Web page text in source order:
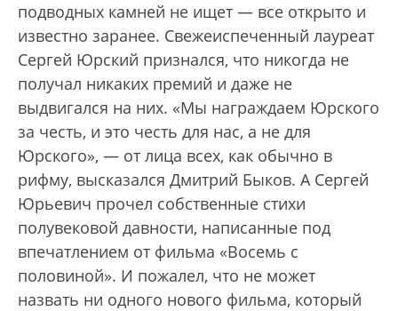
подводных камней не ищет — все открыто и
известно заранее. Свежеиспеченный лауреат
Сергей Юрский признался, что никогда не
получал никаких премий и даже не
выдвигался на них. «Мы награждаем Юрского
за честь, и это честь для нас, а не для
Юрского», — от лица всех, как обычно в
рифму, высказался Дмитрий Быков. А Сергей
Юрьевич прочел собственные стихи
полувековой давности, написанные под
впечатлением от фильма «Восемь с
половиной». И пожалел, что не может
назвать ни одного нового фильма, который